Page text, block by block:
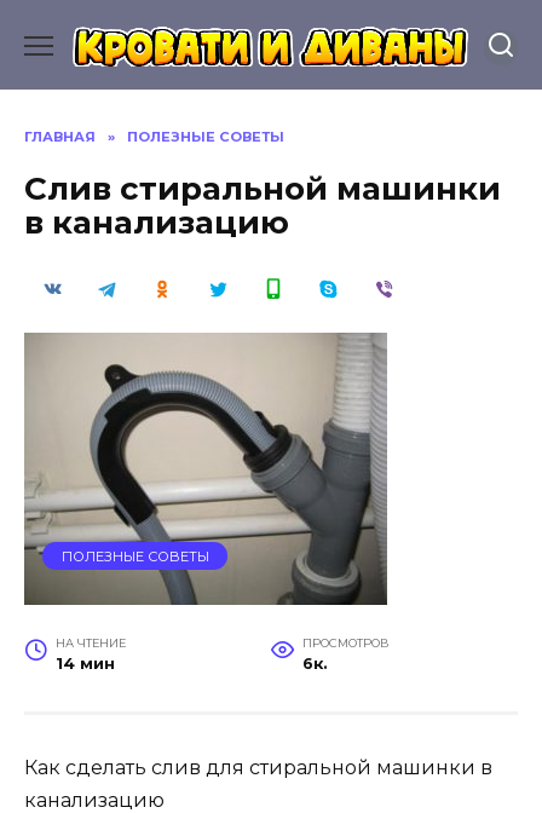
содержанию
ГЛАВНАЯ » ПОЛЕЗНЫЕ СОВЕТЫ
Слив стиральной машинки
в канализацию
ПОЛЕЗНЫЕ СОВЕТЫ
НА ЧТЕНИЕ
14 мин
ПРОСМОТРОВ
6к.
Как сделать слив для стиральной машинки в
канализацию